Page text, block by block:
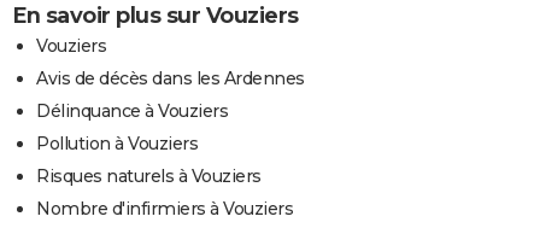
En savoir plus sur Vouziers
Vouziers
Avis de décès dans les Ardennes
Délinquance à Vouziers
Pollution à Vouziers
Risques naturels à Vouziers
Nombre d'infirmiers à Vouziers